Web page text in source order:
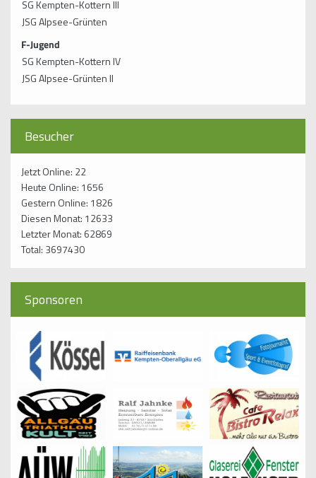
SG Kempten-Kottern III
JSG Alpsee-Grünten
F-Jugend
SG Kempten-Kottern IV
JSG Alpsee-Grünten II
Besucher
Jetzt Online: 22
Heute Online: 1656
Gestern Online: 1826
Diesen Monat: 12633
Letzter Monat: 62869
Total: 3697430
Sponsoren